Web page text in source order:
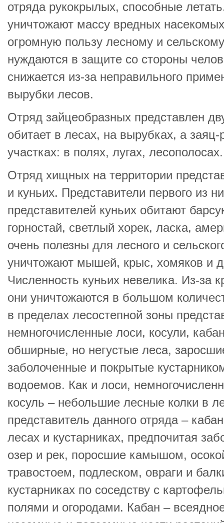
отряда рукокрылых, способные
уничтожают массу вредных
огромную пользу лесному и
нуждаются в защите со стороны
снижается из-за неправильного
вырубки лесов.
Отряд зайцеобразных представлен
обитает в лесах, на вырубках, а заяц-
участках: в полях, лугах, лесополосах.
Отряд хищных на территории
и куньих. Представители первого из
представителей куньих обитают
горностай, светлый хорек, ласка,
очень полезны для лесного и
уничтожают мышей, крыс, хомяков и
Численность куньих невелика. Из-за
они уничтожаются в большом
в пределах лесостепной зоны
немногочисленные лоси, косули,
обширные, но негустые леса,
заболоченные и покрытые
водоемов. Как и лоси,
косуль – небольшие лесные колки в
представитель данного отряда –
лесах и кустарниках, предпочитая
озер и рек, поросшие камышом,
травостоем, подлеском, овраги и
кустарниках по соседству с
полями и огородами. Кабан –